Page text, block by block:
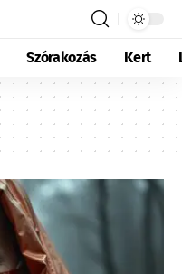
Szórakozás Kert